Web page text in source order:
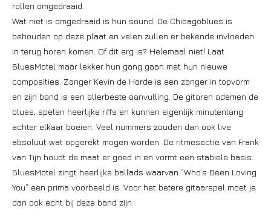
rollen omgedraaid.
Wat niet is omgedraaid is hun sound. De Chicagoblues is
behouden op deze plaat en velen zullen er bekende invloeden
in terug horen komen. Of dit erg is? Helemaal niet! Laat
BluesMotel maar lekker hun gang gaan met hun nieuwe
composities. Zanger Kevin de Harde is een zanger in topvorm
en zijn band is een allerbeste aanvulling. De gitaren ademen de
blues, spelen heerlijke riffs en kunnen eigenlijk minutenlang
achter elkaar boeien. Veel nummers zouden dan ook live
absoluut wat opgerekt mogen worden. De ritmesectie van Frank
van Tijn houdt de maat er goed in en vormt een stabiele basis.
BluesMotel zingt heerlijke ballads waarvan “Who’s Been Loving
You” een prima voorbeeld is. Voor het betere gitaarspel moet je
dan ook echt bij deze band zijn.